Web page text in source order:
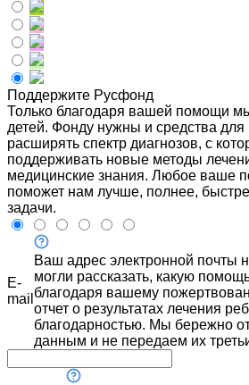
Поддержите Русфонд
Только благодаря вашей помощи
детей. Фонду нужны и средства
расширять спектр диагнозов, с
поддерживать новые методы
медицинские знания. Любое ваше
поможет нам лучше, полнее,
задачи.
E-
mail
Ваш адрес электронной почты
могли рассказать, какую
благодаря вашему
отчет о результатах лечения
благодарностью. Мы бережно
данным и не передаем их